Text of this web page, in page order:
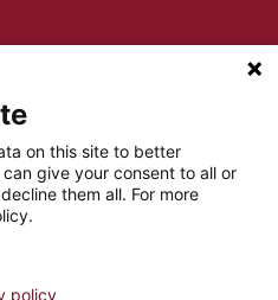
seller
on this site to better
give your consent to all or
them all. For more
policy